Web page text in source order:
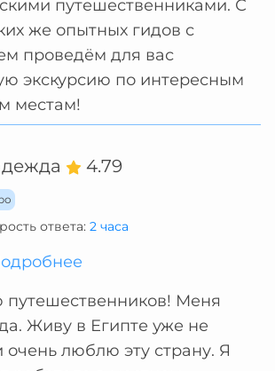
путешественниками. С
же опытных гидов с
проведём для вас
экскурсию по интересным
местам!
4.79
ответа: 2 часа
путешественников! Меня
Живу в Египте уже не
очень люблю эту страну. Я